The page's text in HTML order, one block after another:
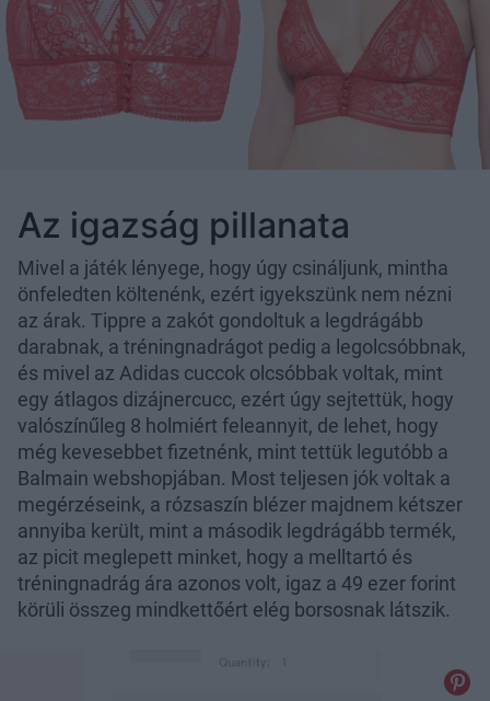
Az igazság pillanata
Mivel a játék lényege, hogy úgy csináljunk, mintha
önfeledten költenénk, ezért igyekszünk nem nézni
az árak. Tippre a zakót gondoltuk a legdrágább
darabnak, a tréningnadrágot pedig a legolcsóbbnak,
és mivel az Adidas cuccok olcsóbbak voltak, mint
egy átlagos dizájnercucc, ezért úgy sejtettük, hogy
valószínűleg 8 holmiért feleannyit, de lehet, hogy
még kevesebbet fizetnénk, mint tettük legutóbb a
Balmain webshopjában. Most teljesen jók voltak a
megérzéseink, a rózsaszín blézer majdnem kétszer
annyiba került, mint a második legdrágább termék,
az picit meglepett minket, hogy a melltartó és
tréningnadrág ára azonos volt, igaz a 49 ezer forint
körüli összeg mindkettőért elég borsosnak látszik.